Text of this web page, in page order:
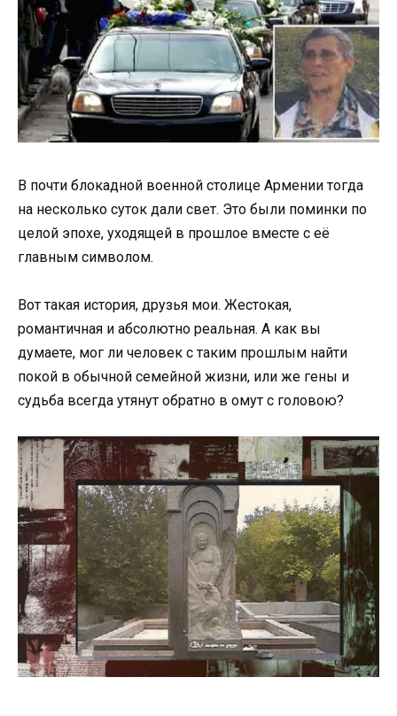
В почти блокадной военной столице Армении тогда
на несколько суток дали свет. Это были поминки по
целой эпохе, уходящей в прошлое вместе с её
главным символом.
Вот такая история, друзья мои. Жестокая,
романтичная и абсолютно реальная. А как вы
думаете, мог ли человек с таким прошлым найти
покой в обычной семейной жизни, или же гены и
судьба всегда утянут обратно в омут с головою?